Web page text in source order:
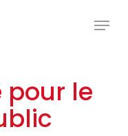
Menu
le